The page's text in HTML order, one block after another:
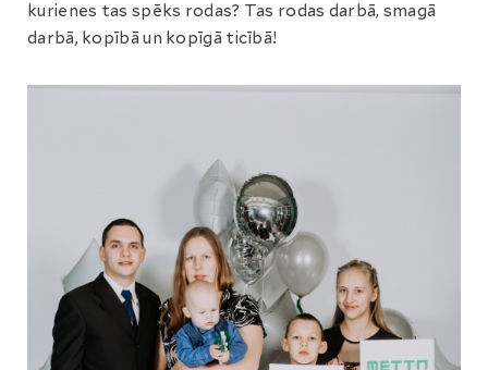
kurienes tas spēks rodas? Tas rodas darbā, smagā
darbā, kopībā un kopīgā ticībā!